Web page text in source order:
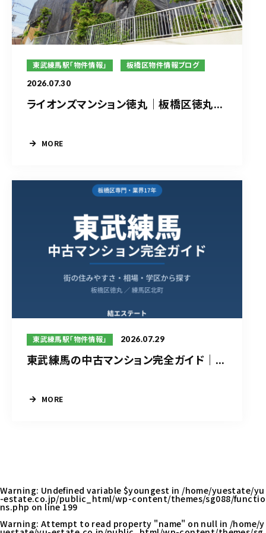
東武練馬駅「物件情報」 板橋区物件情報ブログ
2026.07.30
ライオンズマンション徳丸｜板橋区徳丸...
MORE
東武練馬駅「物件情報」 2026.07.29
東武練馬の中古マンション完全ガイド｜...
MORE
Warning: Undefined variable $youngest in /home/yuestate/yu
-estate.co.jp/public_html/wp-content/themes/sg088/functio
ns.php on line199
Warning: Attempt to read property "name" on null in /home/y